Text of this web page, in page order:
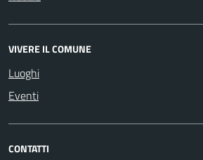
VIVERE IL COMUNE
Luoghi
Eventi
CONTATTI